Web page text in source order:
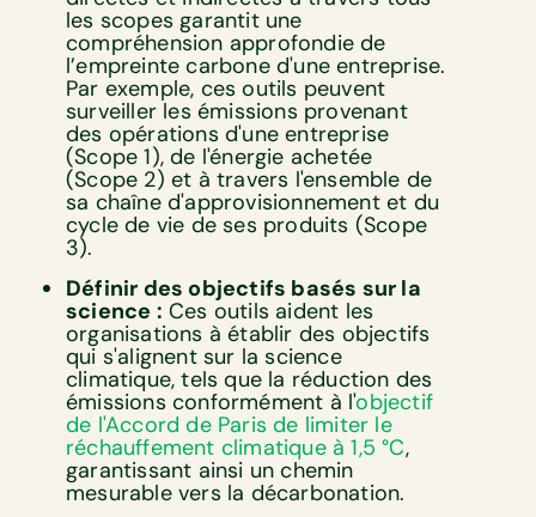
les scopes garantit une
compréhension approfondie de
l’empreinte carbone d'une entreprise.
Par exemple, ces outils peuvent
surveiller les émissions provenant
des opérations d'une entreprise
(Scope 1), de l'énergie achetée
(Scope 2) et à travers l'ensemble de
sa chaîne d'approvisionnement et du
cycle de vie de ses produits (Scope
3).
Définir des objectifs basés sur la
science : Ces outils aident les
organisations à établir des objectifs
qui s'alignent sur la science
climatique, tels que la réduction des
émissions conformément à l'objectif
de l'Accord de Paris de limiter le
réchauffement climatique à 1,5 °C,
garantissant ainsi un chemin
mesurable vers la décarbonation.